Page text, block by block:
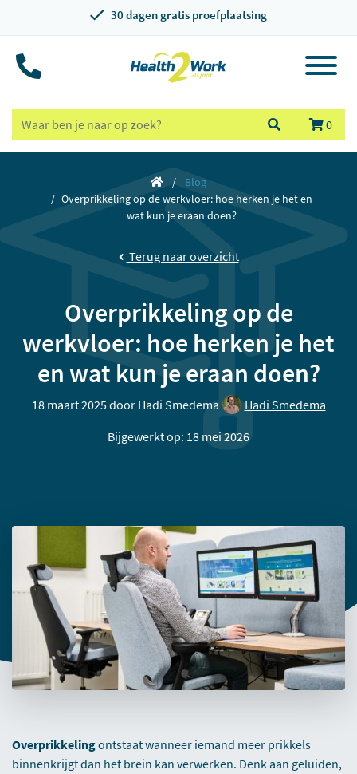
30 dagen gratis proefplaatsing
0
Blog
Overprikkeling op de werkvloer: hoe herken je het en
wat kun je eraan doen?
Terug naar overzicht
Overprikkeling op de
werkvloer: hoe herken je het
en wat kun je eraan doen?
18 maart 2025 door Hadi Smedema
Hadi Smedema
Bijgewerkt op: 18 mei 2026
Overprikkelingontstaat wanneer iemand meer prikkels
binnenkrijgt dan het brein kan verwerken. Denk aan geluiden,